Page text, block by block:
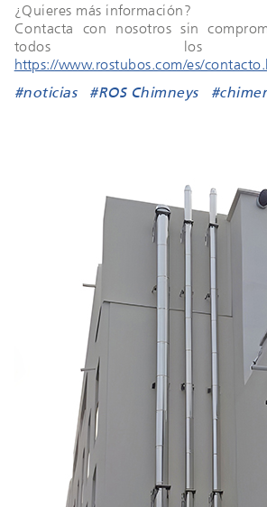
¿Quieres más información?
Contacta con nosotros sin
todos los
https://www.rostubos.com/es/
#noticias #ROS Chimneys